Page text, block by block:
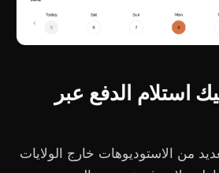
استلام الدفع عبر
من الاستوديوهات خارج الولايات